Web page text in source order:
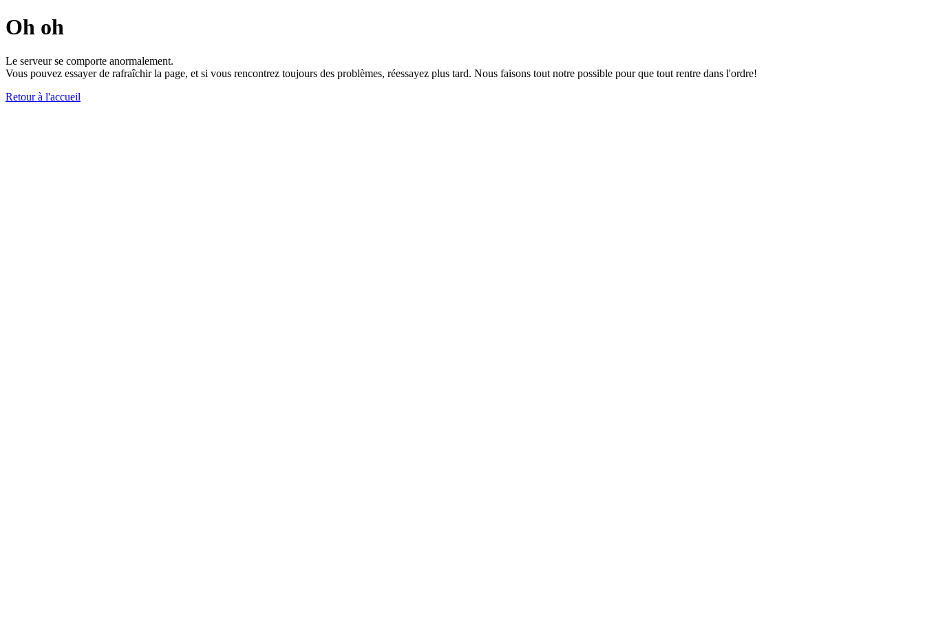
Oh oh
Le serveur se comporte anormalement.
Vous pouvez essayer de rafraîchir la page, et si vous rencontrez toujours des problèmes, réessayez plus tard. Nous faisons tout notre possible pour que tout rentre dans l'ordre!
Retour à l'accueil